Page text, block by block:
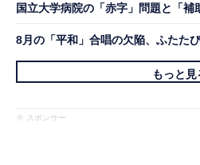
国立大学病院の「赤字」問題と「補
8月の「平和」合唱の欠陥、ふたた
もっと見
※ スポンサー